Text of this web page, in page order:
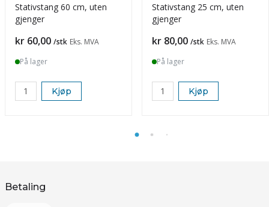
Stativstang 60 cm, uten
gjenger
Pris
kr 60,00 /stk Eks. MVA
På lager
Kjøp
Stativstang 25 cm, uten
gjenger
Pris
kr 80,00 /stk Eks. MVA
På lager
Kjøp
Betaling